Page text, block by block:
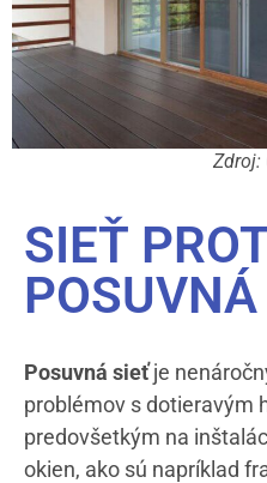
Zdroj:
SIEŤ
POSUVNÁ
Posuvná sieťje
problémov s dotieravým
predovšetkým na
okien, ako sú napríklad